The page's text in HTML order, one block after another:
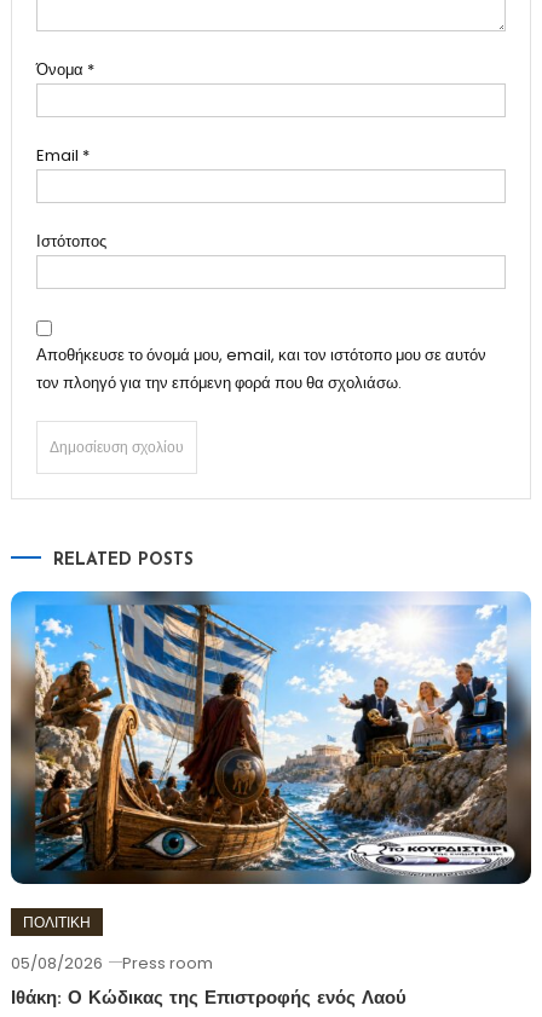
Όνομα *
Email *
Ιστότοπος
Αποθήκευσε το όνομά μου, email, και τον ιστότοπο μου σε αυτόν
τον πλοηγό για την επόμενη φορά που θα σχολιάσω.
RELATED POSTS
ΠΟΛΙΤΙΚΗ
05/08/2026 Press room
Ιθάκη: Ο Κώδικας της Επιστροφής ενός Λαού